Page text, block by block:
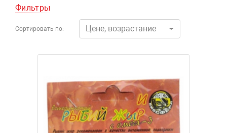
Фильтры
Сортировать по: Цене, возрастание